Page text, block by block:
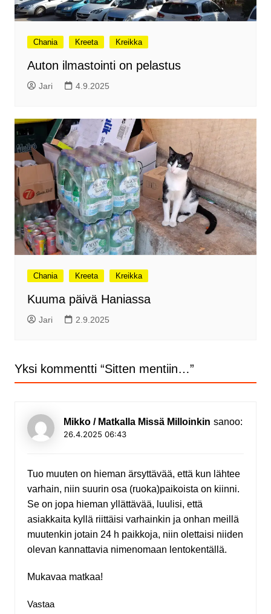
Chania Kreeta Kreikka
Auton ilmastointi on pelastus
Jari 4.9.2025
Chania Kreeta Kreikka
Kuuma päivä Haniassa
Jari 2.9.2025
Yksi kommentti “Sitten mentiin…”
Mikko / Matkalla Missä Milloinkin sanoo:
26.4.2025 06:43
Tuo muuten on hieman ärsyttävää, että kun lähtee
varhain, niin suurin osa (ruoka)paikoista on kiinni.
Se on jopa hieman yllättävää, luulisi, että
asiakkaita kyllä riittäisi varhainkin ja onhan meillä
muutenkin jotain 24 h paikkoja, niin olettaisi niiden
olevan kannattavia nimenomaan lentokentällä.
Mukavaa matkaa!
Vastaa